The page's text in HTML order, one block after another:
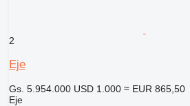
2
Eje
Gs. 5.954.000 USD 1.000 ≈ EUR 865,50
Eje